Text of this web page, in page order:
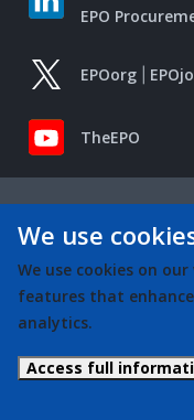
EPO
EPOorg
TheEPO
We use
We use cookies on
features that enhance
analytics.